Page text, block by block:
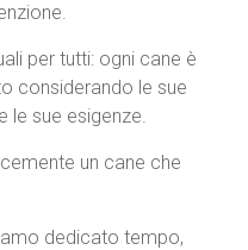
per tutti: ogni cane è
considerando le sue
le sue esigenze.
un cane che
dedicato tempo,